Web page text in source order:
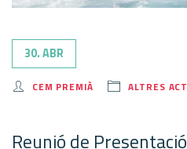
30. ABR
CEM PREMIÀ ALTRES
Reunió de